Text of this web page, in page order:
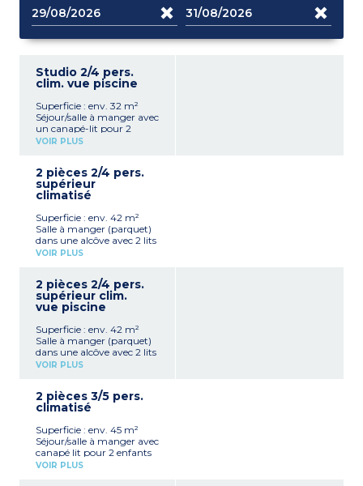
Studio 2/4 pers.
clim. vue piscine
Superficie : env. 32 m²
Séjour/salle à manger avec
un canapé-lit pour 2
enfants (jusqu'à 12 ans)
plaque à induction,
réfrigérateur et micro-
ondes, cafetière)
Balcon/Terrasse avec
mobilier de jardin
Téléphone et coffre-fort
(avec participation)
satellite
VOIR PLUS
2 pièces 2/4 pers.
supérieur
climatisé
Superficie : env. 42 m²
Salle à manger (parquet)
dans une alcôve avec 2 lits
simples
1 chambre avec 1 lit double
Cuisine américaine, (avec
plaques vitrocéramiques,
grille-pain, cafetière
capsule, bouilloire et
presse-agrumes)
Salle de bain et WC
participation)
Balcon/Terrasse avec
mobilier de jardin.
VOIR PLUS
2 pièces 2/4 pers.
supérieur clim.
vue piscine
Superficie : env. 42 m²
Salle à manger (parquet)
dans une alcôve avec 2 lits
simples
1 chambre avec 1 lit double
Cuisine américaine, (avec
réfrigérateur, micro-ondes,
grille-pain, cafetière
capsule, bouilloire et
presse-agrumes)
VOIR PLUS
2 pièces 3/5 pers.
climatisé
Superficie : env. 45 m²
Séjour/salle à manger avec
canapé lit pour 2 enfants
(jusqu'à 12 ans)
VOIR PLUS